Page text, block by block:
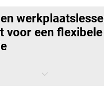
voor een flexibele